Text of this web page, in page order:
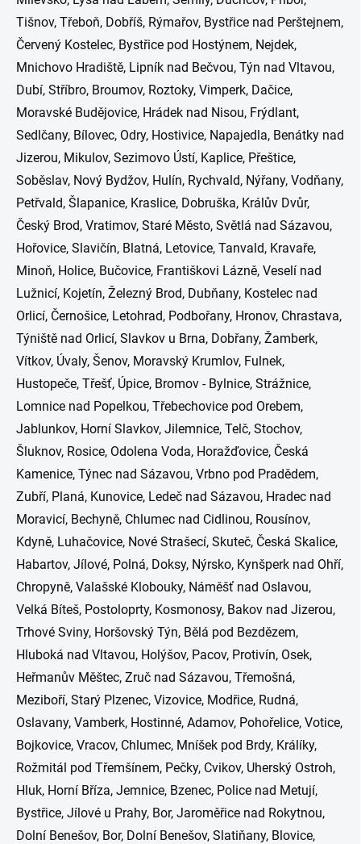
Tišnov, Třeboň, Dobříš, Rýmařov, Bystřice nad Perštejnem,
Červený Kostelec, Bystřice pod Hostýnem, Nejdek,
Mnichovo Hradiště, Lipník nad Bečvou, Týn nad Vltavou,
Dubí, Stříbro, Broumov, Roztoky, Vimperk, Dačice,
Moravské Budějovice, Hrádek nad Nisou, Frýdlant,
Sedlčany, Bílovec, Odry, Hostivice, Napajedla, Benátky nad
Jizerou, Mikulov, Sezimovo Ústí, Kaplice, Přeštice,
Soběslav, Nový Bydžov, Hulín, Rychvald, Nýřany, Vodňany,
Petřvald, Šlapanice, Kraslice, Dobruška, Králův Dvůr,
Český Brod, Vratimov, Staré Město, Světlá nad Sázavou,
Hořovice, Slavičín, Blatná, Letovice, Tanvald, Kravaře,
Minoň, Holice, Bučovice, Františkovi Lázně, Veselí nad
Lužnicí, Kojetín, Železný Brod, Dubňany, Kostelec nad
Orlicí, Černošice, Letohrad, Podbořany, Hronov, Chrastava,
Týniště nad Orlicí, Slavkov u Brna, Dobřany, Žamberk,
Vítkov, Úvaly, Šenov, Moravský Krumlov, Fulnek,
Hustopeče, Třešť, Úpice, Bromov - Bylnice, Strážnice,
Lomnice nad Popelkou, Třebechovice pod Orebem,
Jablunkov, Horní Slavkov, Jilemnice, Telč, Stochov,
Šluknov, Rosice, Odolena Voda, Horažďovice, Česká
Kamenice, Týnec nad Sázavou, Vrbno pod Pradědem,
Zubří, Planá, Kunovice, Ledeč nad Sázavou, Hradec nad
Moravicí, Bechyně, Chlumec nad Cidlinou, Rousínov,
Kdyně, Luhačovice, Nové Strašecí, Skuteč, Česká Skalice,
Habartov, Jílové, Polná, Doksy, Nýrsko, Kynšperk nad Ohří,
Chropyně, Valašské Klobouky, Náměšť nad Oslavou,
Velká Bíteš, Postoloprty, Kosmonosy, Bakov nad Jizerou,
Trhové Sviny, Horšovský Týn, Bělá pod Bezdězem,
Hluboká nad Vltavou, Holýšov, Pacov, Protivín, Osek,
Heřmanův Měštec, Zruč nad Sázavou, Třemošná,
Meziboří, Starý Plzenec, Vizovice, Modřice, Rudná,
Oslavany, Vamberk, Hostinné, Adamov, Pohořelice, Votice,
Bojkovice, Vracov, Chlumec, Mníšek pod Brdy, Králíky,
Rožmitál pod Třemšínem, Pečky, Cvikov, Uherský Ostroh,
Hluk, Horní Bříza, Jemnice, Bzenec, Police nad Metují,
Bystřice, Jílové u Prahy, Bor, Jaroměřice nad Rokytnou,
Dolní Benešov, Bor, Dolní Benešov, Slatiňany, Blovice,